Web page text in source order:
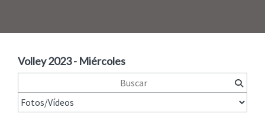
Volley 2023 - Miércoles